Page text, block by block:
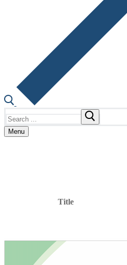
for:
Menu
Title